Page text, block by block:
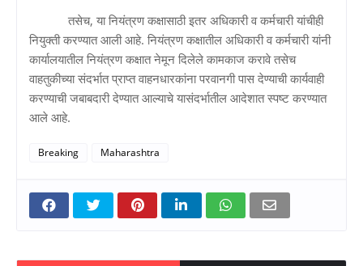
तसेच, या नियंत्रण कक्षासाठी इतर अधिकारी व कर्मचारी यांचीही
नियुक्ती करण्यात आली आहे. नियंत्रण कक्षातील अधिकारी व कर्मचारी यांनी
कार्यालयातील नियंत्रण कक्षात नेमून दिलेले कामकाज करावे तसेच
वाहतुकीच्या संदर्भात प्राप्त वाहनधारकांना परवानगी पास देण्याची कार्यवाही
करण्याची जबाबदारी देण्यात आल्याचे यासंदर्भातील आदेशात स्पष्ट करण्यात
आले आहे.
Breaking Maharashtra